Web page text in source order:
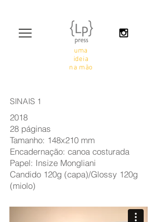
uma
ideia
na mão
SINAIS 1
2018
28 páginas
Tamanho: 148x210 mm
Encadernação: canoa costurada
Papel: Insize Mongliani
Candido 120g (capa)/Glossy 120g
(miolo)